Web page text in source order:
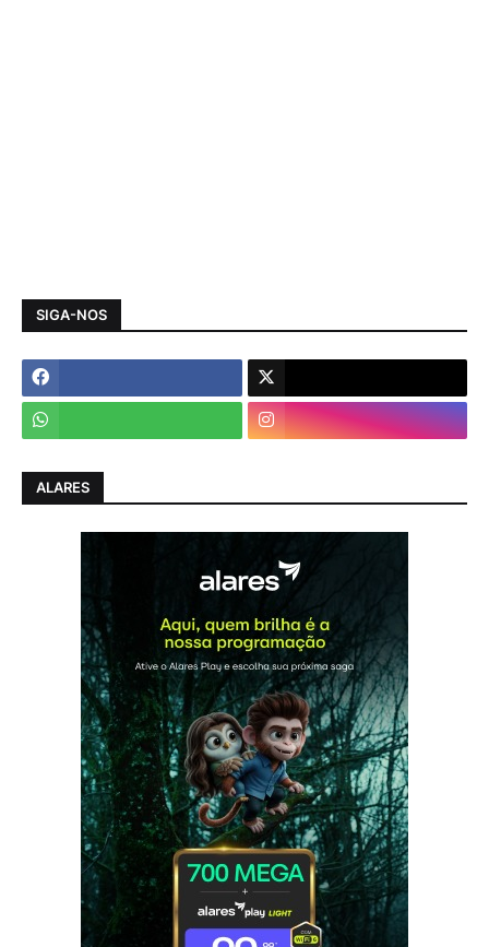
SIGA-NOS
ALARES